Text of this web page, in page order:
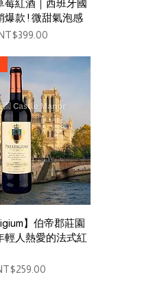
莓紅酒｜西班牙國
爆款 ! 微甜氣泡感
Price
View
】伯帝郡莊園
輕人熱愛的法式紅
Price